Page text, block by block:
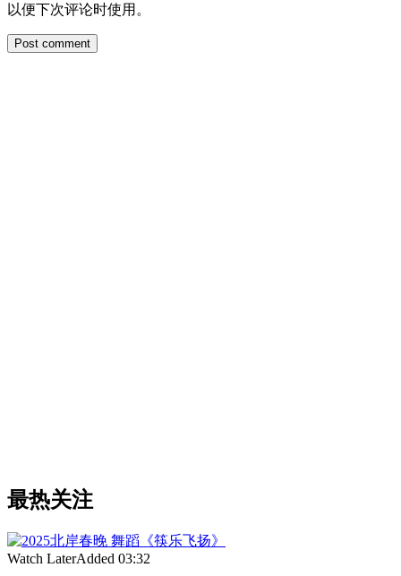
以便下次评论时使用。
最热关注
Watch LaterAdded 03:32